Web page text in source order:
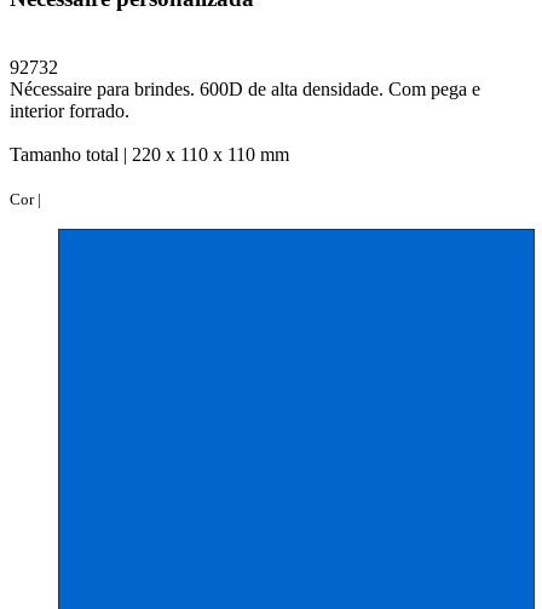
92732
Nécessaire para brindes. 600D de alta densidade. Com pega e
interior forrado.
Tamanho total | 220 x 110 x 110 mm
Cor |